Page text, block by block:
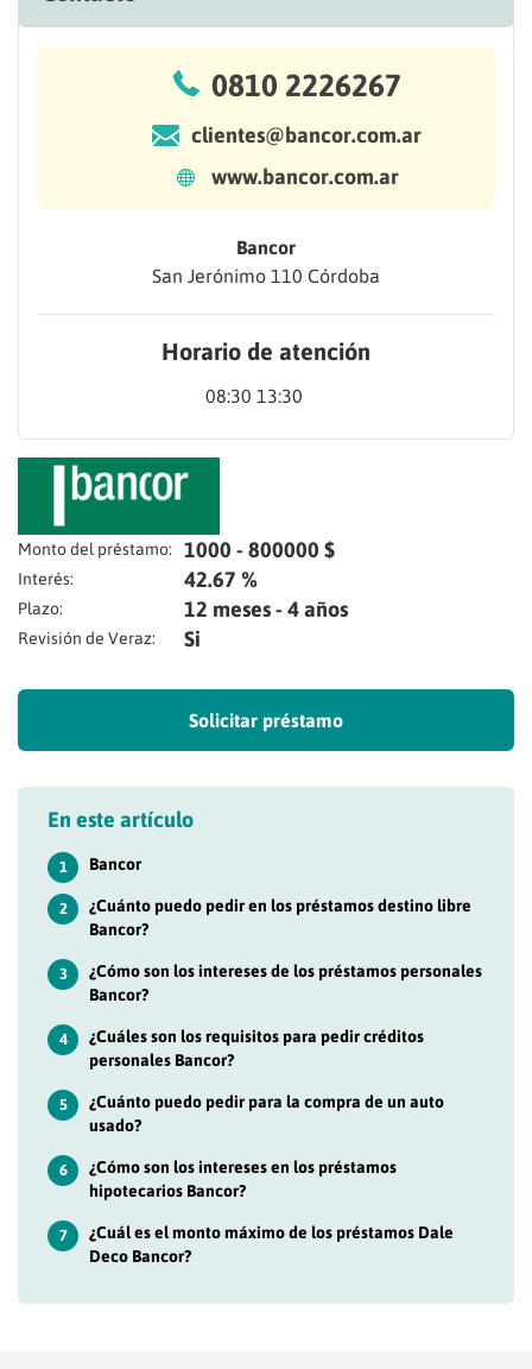
0810 2226267
clientes@bancor.com.ar
www.bancor.com.ar
Bancor
San Jerónimo 110 Córdoba
Horario de atención
08:30 13:30
Monto del préstamo: 1000 - 800000 $
Interés: 42.67 %
Plazo: 12 meses - 4 años
Revisión de Veraz: Si
Solicitar préstamo
En este artículo
1 Bancor
2
¿Cuánto puedo pedir en los préstamos destino libre
Bancor?
3
¿Cómo son los intereses de los préstamos personales
Bancor?
4
¿Cuáles son los requisitos para pedir créditos
personales Bancor?
5
¿Cuánto puedo pedir para la compra de un auto
usado?
6
¿Cómo son los intereses en los préstamos
hipotecarios Bancor?
7
¿Cuál es el monto máximo de los préstamos Dale
Deco Bancor?